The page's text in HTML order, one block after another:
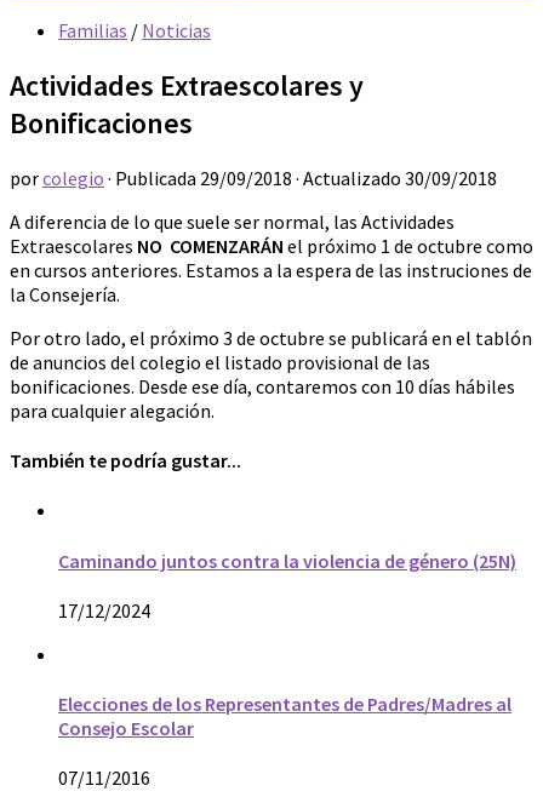
Familias / Noticias
Actividades Extraescolares y
Bonificaciones
porcolegio · Publicada 29/09/2018 · Actualizado 30/09/2018
A diferencia de lo que suele ser normal, las Actividades
Extraescolares NO COMENZARÁN el próximo 1 de octubre como
en cursos anteriores. Estamos a la espera de las instruciones de
la Consejería.
Por otro lado, el próximo 3 de octubre se publicará en el tablón
de anuncios del colegio el listado provisional de las
bonificaciones. Desde ese día, contaremos con 10 días hábiles
para cualquier alegación.
También te podría gustar...
Caminando juntos contra la violencia de género (25N)
17/12/2024
Elecciones de los Representantes de Padres/Madres al
Consejo Escolar
07/11/2016